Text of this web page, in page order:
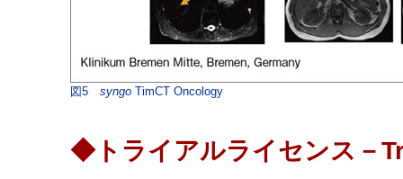
図5 syngoTimCT Oncology
◆トライアルライセンス－